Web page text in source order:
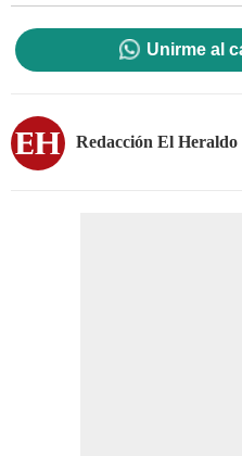
Unirme al
Redacción El Heraldo